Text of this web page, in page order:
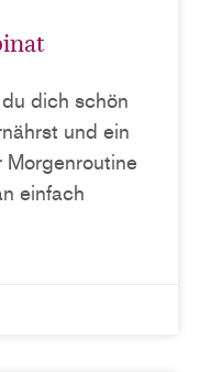
dich schön
und ein
Morgenroutine
einfach